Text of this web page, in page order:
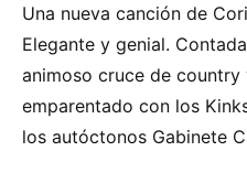
Una nueva canción de
Elegante y genial.
animoso cruce de
emparentado con los
los autóctonos Gabinete